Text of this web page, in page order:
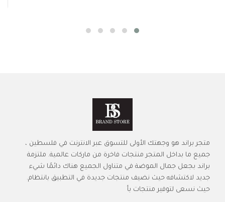
متجر براند هو وجهتك الأولى للتسوق عبر الانترنت في فلسطين ،
جميع ما بداخل المتجر منتجات فاخرة من ماركات عالمية. ملتزمة
براند بجعل جمال الموضة في متناول الجميع هناك دائمًا شيء
جديد لاكتشافه حيث نضيف منتجات جديدة في التطبيق بانتظام.
حيث نسعى لتوفير منتجات بأ